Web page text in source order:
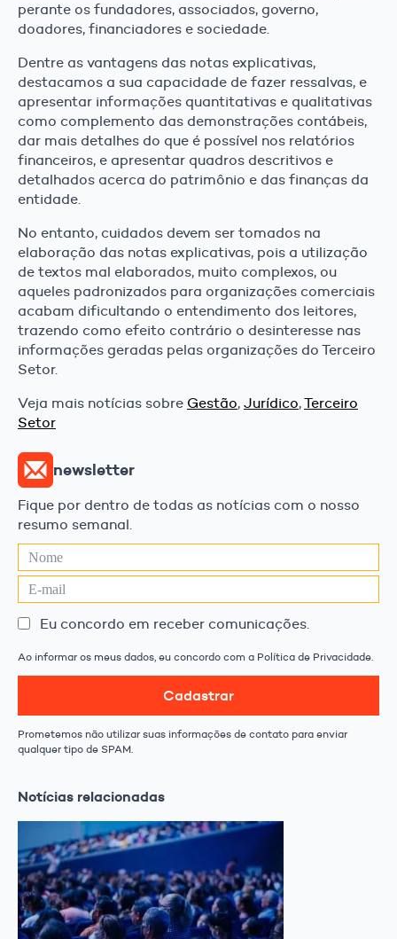
perante os fundadores, associados, governo,
doadores, financiadores e sociedade.
Dentre as vantagens das notas explicativas,
destacamos a sua capacidade de fazer ressalvas, e
apresentar informações quantitativas e qualitativas
como complemento das demonstrações contábeis,
dar mais detalhes do que é possível nos relatórios
financeiros, e apresentar quadros descritivos e
detalhados acerca do patrimônio e das finanças da
entidade.
No entanto, cuidados devem ser tomados na
elaboração das notas explicativas, pois a utilização
de textos mal elaborados, muito complexos, ou
aqueles padronizados para organizações comerciais
acabam dificultando o entendimento dos leitores,
trazendo como efeito contrário o desinteresse nas
informações geradas pelas organizações do Terceiro
Setor.
Veja mais notícias sobre Gestão, Jurídico,Terceiro
Setor
newsletter
Fique por dentro de todas as notícias com o nosso
resumo semanal.
Eu concordo em receber comunicações.
Ao informar os meus dados, eu concordo com a Política de Privacidade.
Cadastrar
Prometemos não utilizar suas informações de contato para enviar
qualquer tipo de SPAM.
Notícias relacionadas